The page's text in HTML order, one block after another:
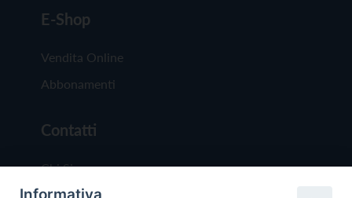
E-Shop
Vendita Online
Abbonamenti
Contatti
Chi Siamo
Redazione